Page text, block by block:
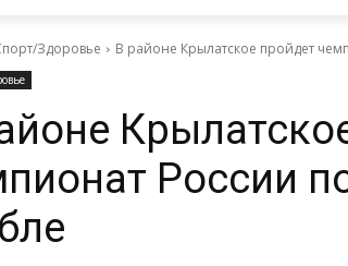
Здоровье В районе Крылатское пройдет
России